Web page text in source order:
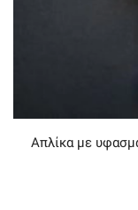
Απλίκα με